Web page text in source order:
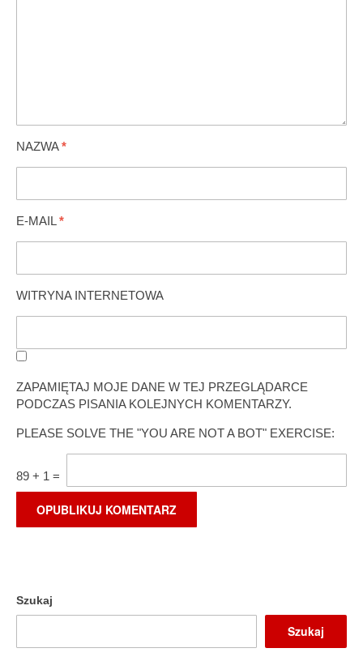
NAZWA*
E-MAIL *
WITRYNA INTERNETOWA
ZAPAMIĘTAJ MOJE DANE W TEJ PRZEGLĄDARCE
PODCZAS PISANIA KOLEJNYCH KOMENTARZY.
PLEASE SOLVE THE "YOU ARE NOT A BOT" EXERCISE:
89 + 1 =
Szukaj
Szukaj